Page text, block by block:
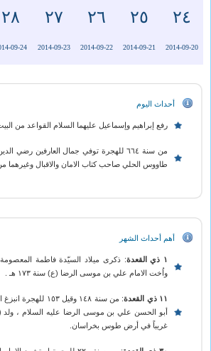
٢٤
2014-09-20
٢٥
2014-09-21
٢٦
2014-09-22
٢٧
2014-09-23
٢٨
09-24
أحداث اليوم
رفع إبراهيم وإسماعيل عليهما السلام القواعد من
من سنة ٦٦٤ للهجرة توفي جمال العارفين
طاووس الحلي صاحب كتاب الامان والاقبال وغيرهما
أهم أحداث الشهر
١ ذي القعدة
: ذكرى ميلاد السيّدة فاطمة
واُخت الامام علي بن موسى الرضا (ع) سنة ١٧٣ هـ .
١١ ذي القعدة
: من سنة ١٤٨ وقيل ١٥٣
غريباً في أرض طوس بخراسان.